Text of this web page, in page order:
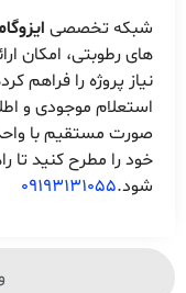
شبکه تخصصی
نیاز پروژه را فراهم
استعلام موجودی و
صورت مستقیم با
خود را مطرح کنید تا
شود.09193131055